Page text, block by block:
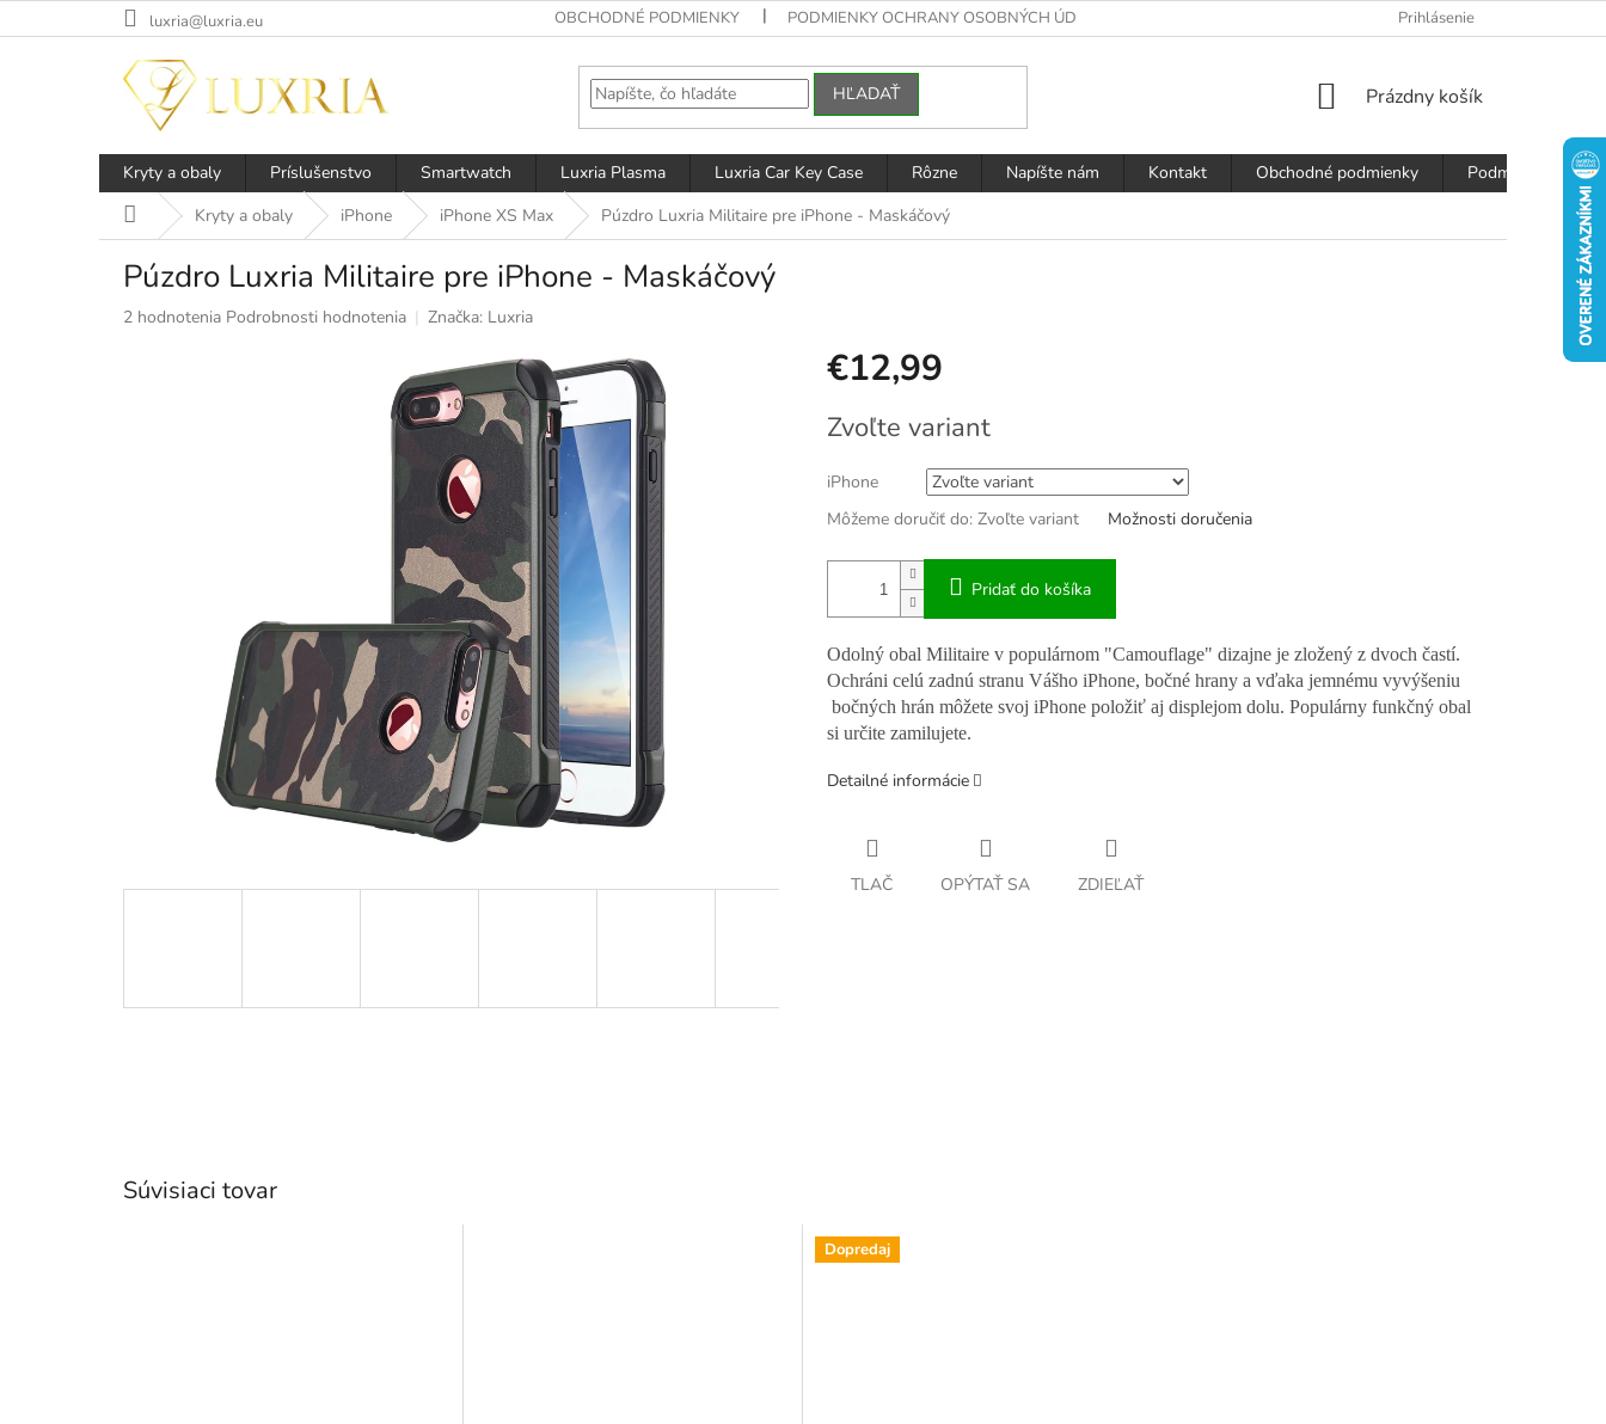
na
luxria@luxria.eu OBCHODNÉ PODMIENKY PODMIENKY OCHRANY OSOBNÝCH ÚDAJOV Prihlásenie
HĽADAŤ
NÁKUPNÝ
Prázdny košík
Kryty a obaly Príslušenstvo Smartwatch Luxria Plasma Luxria Car Key Case Rôzne Napíšte nám Kontakt Obchodné podmienky
Podmienky
DomovKryty a obaly iPhone iPhone XS Max Púzdro Luxria Militaire pre iPhone - Maskáčový
Púzdro Luxria Militaire pre iPhone - Maskáčový
Priemerné
2 hodnotenia Podrobnosti hodnotenia Značka: Luxria
€12,99
cena:
Zvoľte variant
iPhone
Môžeme doručiť do: Zvoľte variant Možnosti doručenia
Pridať do košíka
Odolný obal Militaire v populárnom "Camouflage" dizajne je zložený z dvoch častí.
Ochráni celú zadnú stranu Vášho iPhone, bočné hrany a vďaka jemnému vyvýšeniu
bočných hrán môžete svoj iPhone položiť aj displejom dolu. Populárny funkčný obal
si určite zamilujete.
Detailné informácie
TLAČ OPÝTAŤ SA ZDIEĽAŤ
Súvisiaci tovar
Dopredaj